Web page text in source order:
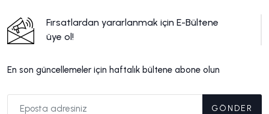
Fırsatlardan yararlanmak için E-Bültene
üye ol!
En son güncellemeler için haftalık bültene abone olun
GÖNDER